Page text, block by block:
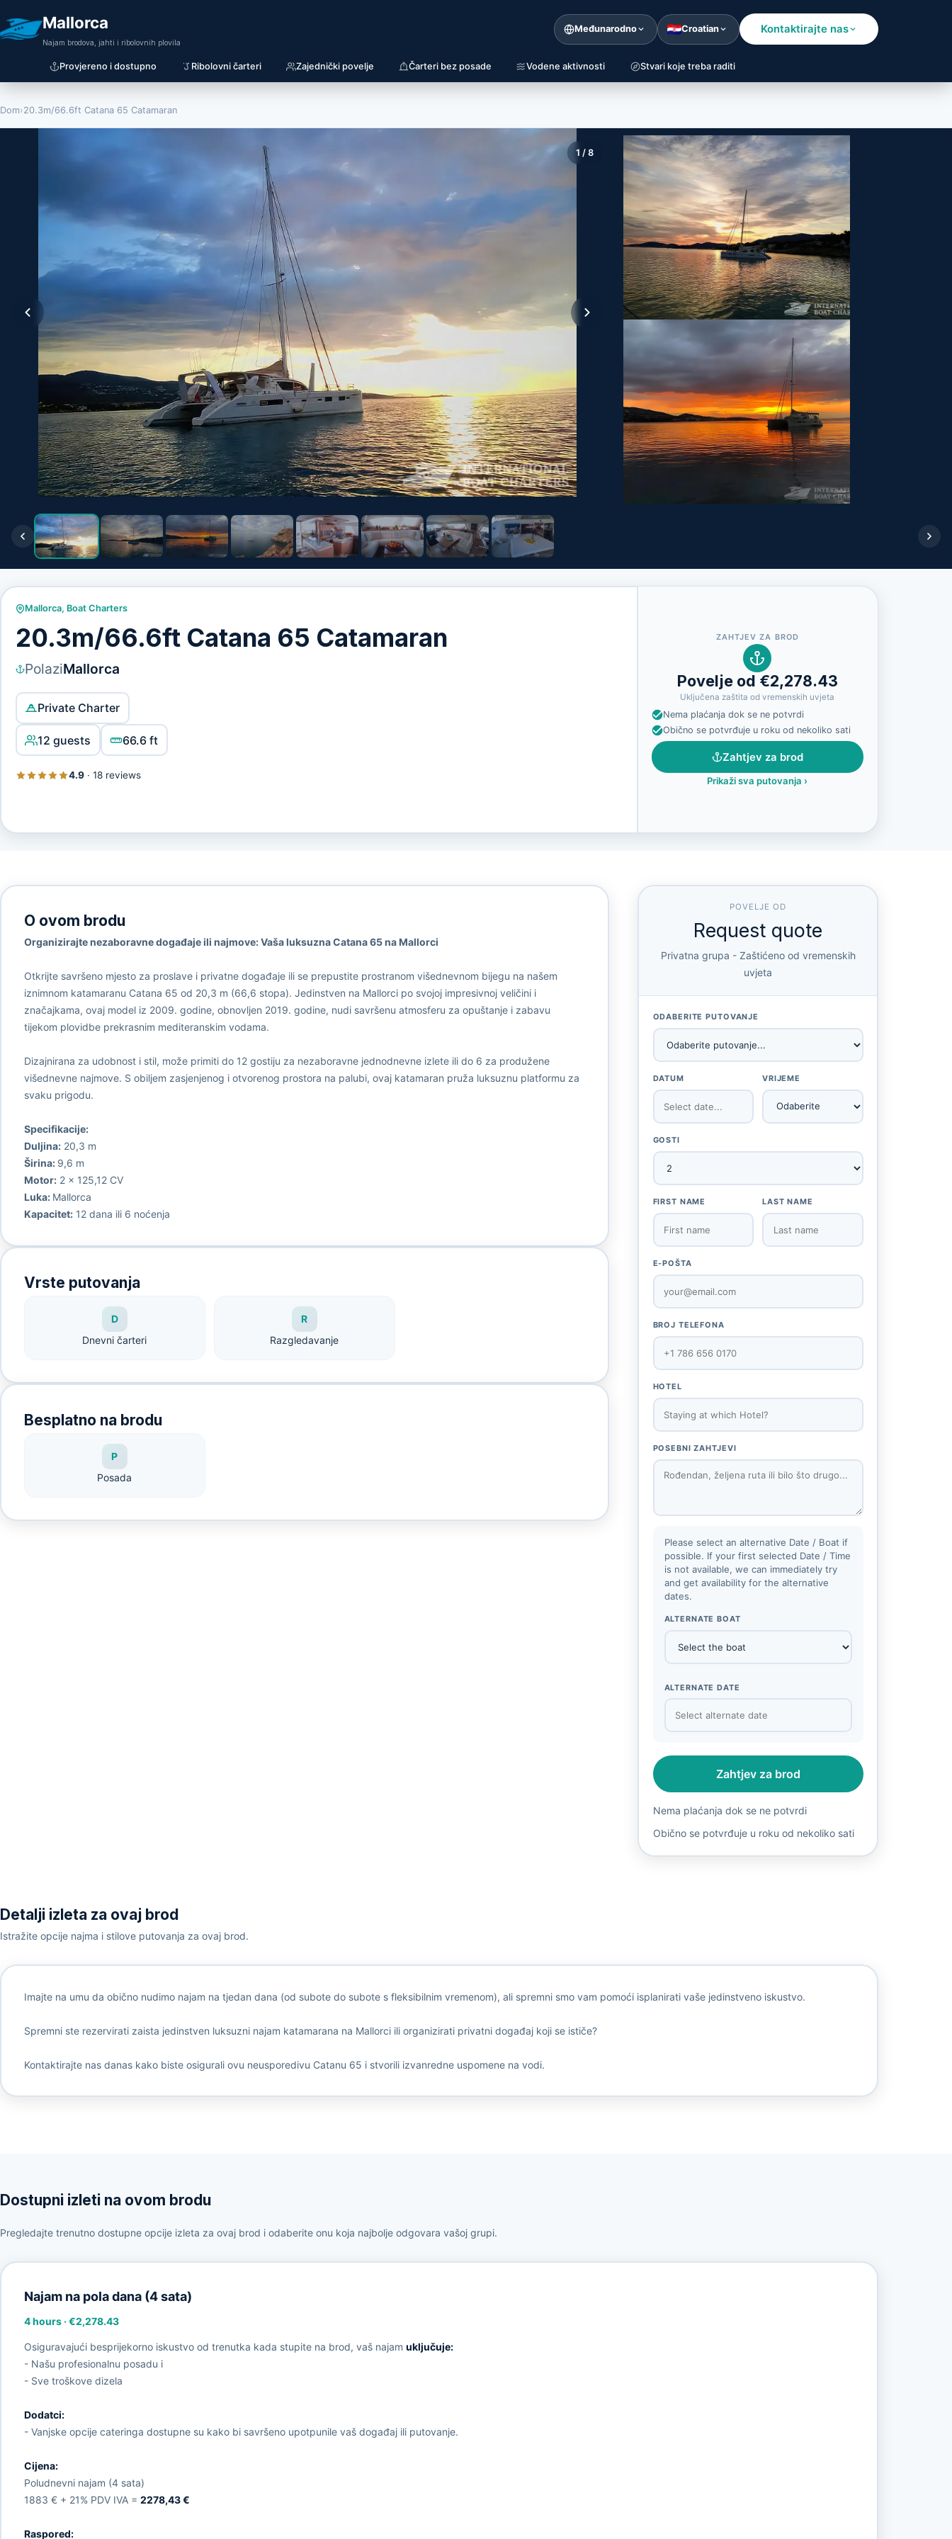
Mallorca
Najam brodova, jahti i ribolovnih plovila
Međunarodno Croatian Kontaktirajte nas
Provjereno i dostupno Ribolovni čarteri Zajednički povelje Čarteri bez posade Vodene aktivnosti Stvari koje treba raditi
Dom›20.3m/66.6ft Catana 65 Catamaran
1 /8
Mallorca, Boat Charters
20.3m/66.6ft Catana 65 Catamaran
PolaziMallorca
Private Charter
12 guests 66.6 ft
4.9· 18 reviews
ZAHTJEV ZA BROD
Povelje od €2,278.43
Uključena zaštita od vremenskih uvjeta
Nema plaćanja dok se ne potvrdi
Obično se potvrđuje u roku od nekoliko sati
Zahtjev za brod
Prikaži sva putovanja ›
O ovom brodu
Organizirajte nezaboravne događaje ili najmove: Vaša luksuzna Catana 65 na Mallorci
Otkrijte savršeno mjesto za proslave i privatne događaje ili se prepustite prostranom višednevnom bijegu na našem
iznimnom katamaranu Catana 65 od 20,3 m (66,6 stopa). Jedinstven na Mallorci po svojoj impresivnoj veličini i
značajkama, ovaj model iz 2009. godine, obnovljen 2019. godine, nudi savršenu atmosferu za opuštanje i zabavu
tijekom plovidbe prekrasnim mediteranskim vodama.
Dizajnirana za udobnost i stil, može primiti do 12 gostiju za nezaboravne jednodnevne izlete ili do 6 za produžene
višednevne najmove. S obiljem zasjenjenog i otvorenog prostora na palubi, ovaj katamaran pruža luksuznu platformu za
svaku prigodu.
Specifikacije:
Duljina:20,3 m
Širina: 9,6 m
Motor:2 x 125,12 CV
Luka: Mallorca
Kapacitet:12 dana ili 6 noćenja
Vrste putovanja
D
Dnevni čarteri
R
Razgledavanje
Besplatno na brodu
P
Posada
POVELJE OD
Request quote
Privatna grupa - Zaštićeno od vremenskih
uvjeta
ODABERITE PUTOVANJE
DATUM VRIJEME
GOSTI
FIRST NAME LAST NAME
E-POŠTA
BROJ TELEFONA
HOTEL
POSEBNI ZAHTJEVI
Please select an alternative Date / Boat if
possible. If your first selected Date / Time
is not available, we can immediately try
and get availability for the alternative
dates.
ALTERNATE BOAT
ALTERNATE DATE
Zahtjev za brod
Nema plaćanja dok se ne potvrdi
Obično se potvrđuje u roku od nekoliko sati
Detalji izleta za ovaj brod
Istražite opcije najma i stilove putovanja za ovaj brod.
Imajte na umu da obično nudimo najam na tjedan dana (od subote do subote s fleksibilnim vremenom), ali spremni smo vam pomoći isplanirati vaše jedinstveno iskustvo.
Spremni ste rezervirati zaista jedinstven luksuzni najam katamarana na Mallorci ili organizirati privatni događaj koji se ističe?
Kontaktirajte nas danas kako biste osigurali ovu neusporedivu Catanu 65 i stvorili izvanredne uspomene na vodi.
Dostupni izleti na ovom brodu
Pregledajte trenutno dostupne opcije izleta za ovaj brod i odaberite onu koja najbolje odgovara vašoj grupi.
Najam na pola dana (4 sata)
4 hours·€2,278.43
Osiguravajući besprijekorno iskustvo od trenutka kada stupite na brod, vaš najam uključuje:
- Našu profesionalnu posadu i
- Sve troškove dizela
Dodatci:
- Vanjske opcije cateringa dostupne su kako bi savršeno upotpunile vaš događaj ili putovanje.
Cijena:
Poludnevni najam (4 sata)
1883 € + 21% PDV IVA = 2278,43 €
Raspored: